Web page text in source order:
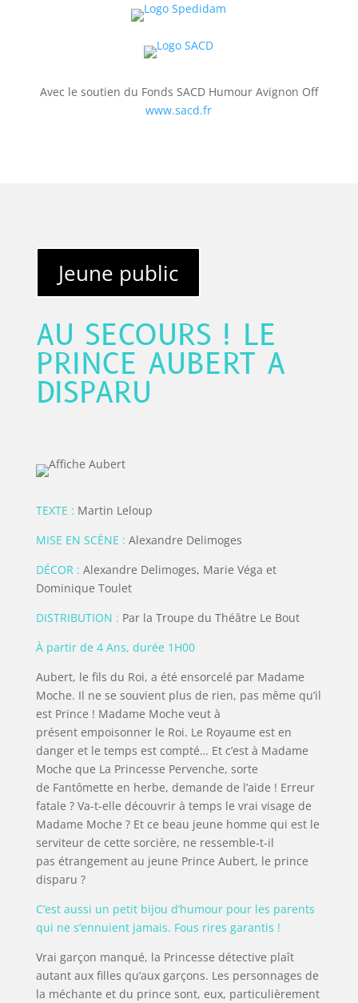
Avec le soutien du Fonds SACD Humour Avignon Off
www.sacd.fr
Jeune public
AU SECOURS ! LE
PRINCE AUBERT A
DISPARU
TEXTE : Martin Leloup
MISE EN SCÈNE : Alexandre Delimoges
DÉCOR : Alexandre Delimoges, Marie Véga et
Dominique Toulet
DISTRIBUTION : Par la Troupe du Théâtre Le Bout
À partir de 4 Ans, durée 1H00
Aubert, le fils du Roi, a été ensorcelé par Madame
Moche. Il ne se souvient plus de rien, pas même qu’il
est Prince ! Madame Moche veut à
présent empoisonner le Roi. Le Royaume est en
danger et le temps est compté… Et c’est à Madame
Moche que La Princesse Pervenche, sorte
de Fantômette en herbe, demande de l’aide ! Erreur
fatale ? Va-t-elle découvrir à temps le vrai visage de
Madame Moche ? Et ce beau jeune homme qui est le
serviteur de cette sorcière, ne ressemble-t-il
pas étrangement au jeune Prince Aubert, le prince
disparu ?
C’est aussi un petit bijou d’humour pour les parents
qui ne s’ennuient jamais. Fous rires garantis !
Vrai garçon manqué, la Princesse détective plaît
autant aux filles qu’aux garçons. Les personnages de
la méchante et du prince sont, eux, particulièrement